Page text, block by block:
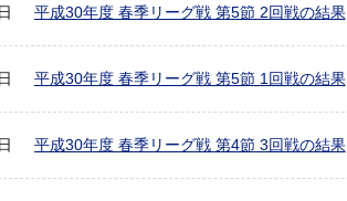
平成30年度 春季リーグ戦 第5節 2回戦の結果
平成30年度 春季リーグ戦 第5節 1回戦の結果
平成30年度 春季リーグ戦 第4節 3回戦の結果